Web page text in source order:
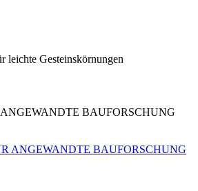
leichte Gesteinskörnungen
BAUFORSCHUNG